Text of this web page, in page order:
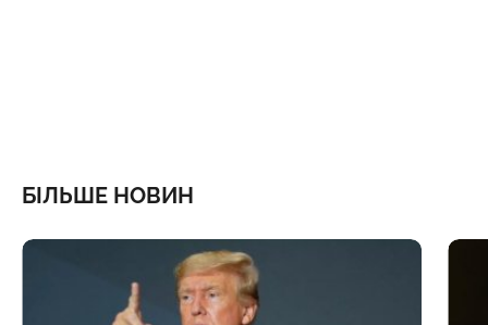
БІЛЬШЕ НОВИН